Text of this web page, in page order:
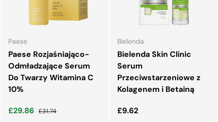
Paese
Paese Rozjaśniająco-
Odmładzające Serum
Do Twarzy Witamina C
10%
Cena wyprzedaży
£29.86 Normalna cena
£31.74
Bielenda
Bielenda Skin Clinic
Serum
Przeciwstarzeniowe z
Kolagenem i Betainą
Normalna cena
£9.62